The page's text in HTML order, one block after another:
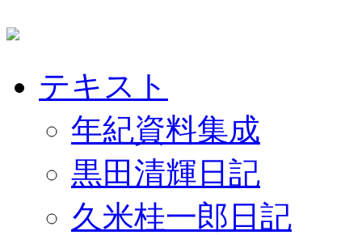
テキスト
年紀資料集成
黒田清輝日記
久米桂一郎日記